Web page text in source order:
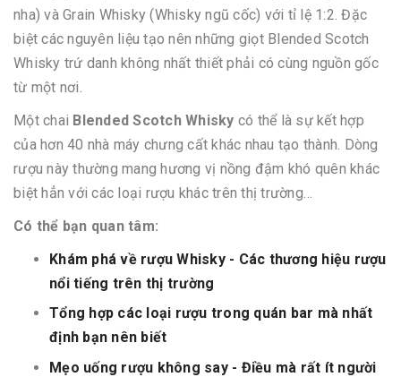
nha) và Grain Whisky (Whisky ngũ cốc) với tỉ lệ 1:2. Đặc
biệt các nguyên liệu tạo nên những giọt Blended Scotch
Whisky trứ danh không nhất thiết phải có cùng nguồn gốc
từ một nơi.
Một chai Blended Scotch Whisky có thể là sự kết hợp
của hơn 40 nhà máy chưng cất khác nhau tạo thành. Dòng
rượu này thường mang hương vị nồng đậm khó quên khác
biệt hẳn với các loại rượu khác trên thị trường…
Có thể bạn quan tâm:
Khám phá về rượu Whisky - Các thương hiệu rượu
nổi tiếng trên thị trường
Tổng hợp các loại rượu trong quán bar mà nhất
định bạn nên biết
Mẹo uống rượu không say - Điều mà rất ít người